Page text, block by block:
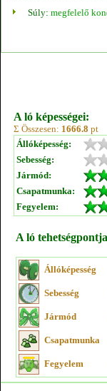
Súly: megfelelő
A ló képességei:
Σ Összesen: 1666.8 pt
Állóképesség:
Sebesség:
Jármód:
Csapatmunka:
Fegyelem:
A ló
Állóképesség
Sebesség
Jármód
Csapatmunka
Fegyelem